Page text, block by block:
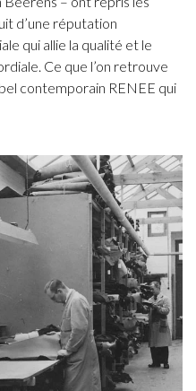
d’une réputation
qui allie la qualité et le
Ce que l’on retrouve
contemporain RENEE qui